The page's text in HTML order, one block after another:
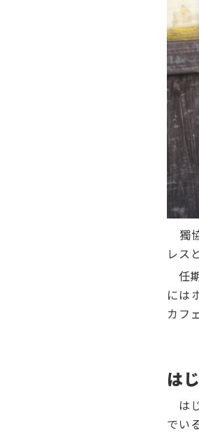
獨
レス
任
には
カフ
は
は
でい